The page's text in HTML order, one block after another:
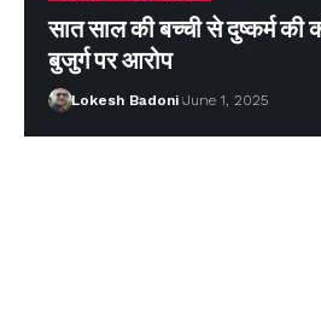
सात साल की बच्ची से दुष्कर्म
बुजुर्ग पर आरोप
Lokesh Badoni June 1, 2025